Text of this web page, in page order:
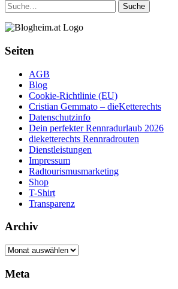
Suche
Seiten
AGB
Blog
Cookie-Richtlinie (EU)
Cristian Gemmato – dieKetterechts
Datenschutzinfo
Dein perfekter Rennradurlaub 2026
dieketterechts Rennradrouten
Dienstleistungen
Impressum
Radtourismusmarketing
Shop
T-Shirt
Transparenz
Archiv
Archiv
Meta